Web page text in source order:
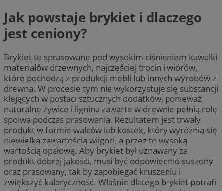
Jak powstaje brykiet i dlaczego
jest ceniony?
Brykiet to sprasowane pod wysokim ciśnieniem kawałki
materiałów drzewnych, najczęściej trocin i wiórów,
które pochodzą z produkcji mebli lub innych wyrobów z
drewna. W procesie tym nie wykorzystuje się substancji
klejących w postaci sztucznych dodatków, ponieważ
naturalne żywice i lignina zawarte w drewnie pełnią rolę
spoiwa podczas prasowania. Rezultatem jest trwały
produkt w formie walców lub kostek, który wyróżnia się
niewielką zawartością wilgoci, a przez to wysoką
wartością opałową. Aby brykiet był uznawany za
produkt dobrej jakości, musi być odpowiednio suszony
oraz prasowany, tak by zapobiegać kruszeniu i
zwiększyć kaloryczność. Właśnie dlatego brykiet potrafi